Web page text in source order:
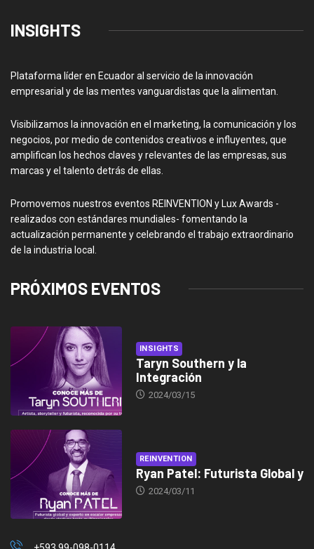
INSIGHTS
Plataforma líder en Ecuador al servicio de la innovación
empresarial y de las mentes vanguardistas que la alimentan.
Visibilizamos la innovación en el marketing, la comunicación y los
negocios, por medio de contenidos creativos e influyentes, que
amplifican los hechos claves y relevantes de las empresas, sus
marcas y el talento detrás de ellas.
Promovemos nuestros eventos REINVENTION y Lux Awards -
realizados con estándares mundiales- fomentando la
actualización permanente y celebrando el trabajo extraordinario
de la industria local.
PRÓXIMOS EVENTOS
INSIGHTS
Taryn Southern y la
Integración
2024/03/15
REINVENTION
Ryan Patel: Futurista Global y
2024/03/11